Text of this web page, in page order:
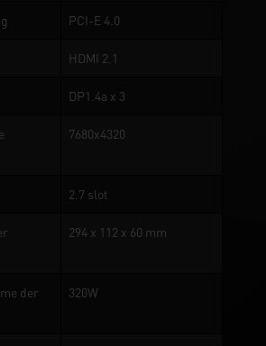
PCI-E 4.0
HDMI 2.1
DP1.4a x 3
7680x4320
2.7 slot
294 x 112 x 60 mm
der
320W